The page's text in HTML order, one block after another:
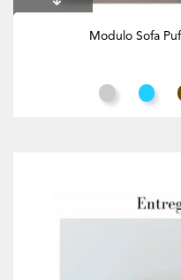
Modulo Sofa
Cinza Claro
Azul